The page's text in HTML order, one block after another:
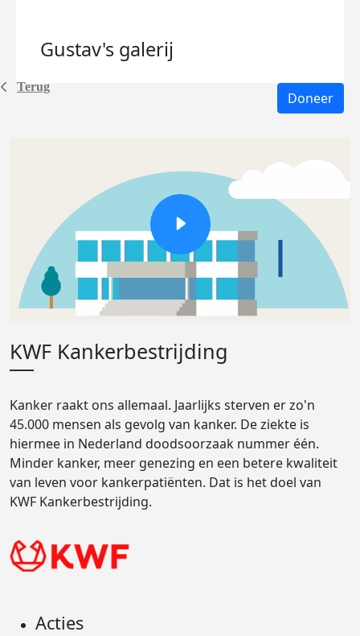
Terug
Gustav's galerij
Doneer
KWF Kankerbestrijding
Kanker raakt ons allemaal. Jaarlijks sterven er zo'n
45.000 mensen als gevolg van kanker. De ziekte is
hiermee in Nederland doodsoorzaak nummer één.
Minder kanker, meer genezing en een betere kwaliteit
van leven voor kankerpatiënten. Dat is het doel van
KWF Kankerbestrijding.
Acties